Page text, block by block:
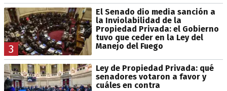
3
El Senado dio media sanción a
la Inviolabilidad de la
Propiedad Privada: el Gobierno
tuvo que ceder en la Ley del
Manejo del Fuego
Ley de Propiedad Privada: qué
senadores votaron a favor y
cuáles en contra